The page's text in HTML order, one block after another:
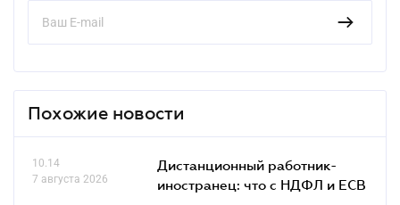
Похожие новости
10.14
7 августа 2026
Дистанционный работник-
иностранец: что с НДФЛ и ЕСВ